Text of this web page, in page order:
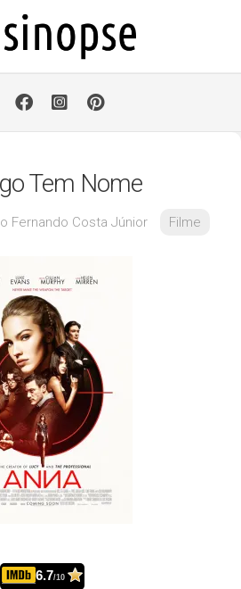
Tem Nome
Fernando Costa Júnior Filme
6.7/10